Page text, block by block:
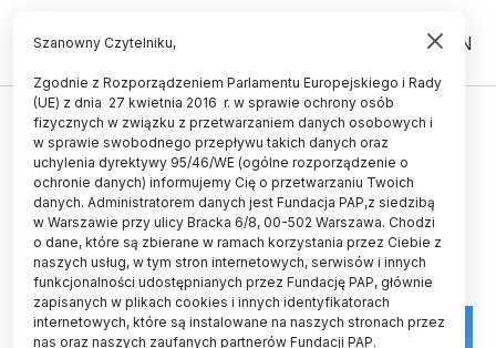
PL EN
ŚWIAT
Opracowano katalizator, który
rozkłada CO2
27.06.2021
aktualizacja: 27.06.2021
2 minuty czytania
Szanowny Czytelniku,
Zgodnie z Rozporządzeniem Parlamentu Europejskiego i Rady
(UE) z dnia 27 kwietnia 2016 r. w sprawie ochrony osób
fizycznych w związku z przetwarzaniem danych osobowych i
w sprawie swobodnego przepływu takich danych oraz
uchylenia dyrektywy 95/46/WE (ogólne rozporządzenie o
ochronie danych) informujemy Cię o przetwarzaniu Twoich
danych. Administratorem danych jest Fundacja PAP,z siedzibą
w Warszawie przy ulicy Bracka 6/8, 00-502 Warszawa. Chodzi
o dane, które są zbierane w ramach korzystania przez Ciebie z
naszych usług, w tym stron internetowych, serwisów i innych
funkcjonalności udostępnianych przez Fundację PAP, głównie
zapisanych w plikach cookies i innych identyfikatorach
internetowych, które są instalowane na naszych stronach przez
nas oraz naszych zaufanych partnerów Fundacji PAP.